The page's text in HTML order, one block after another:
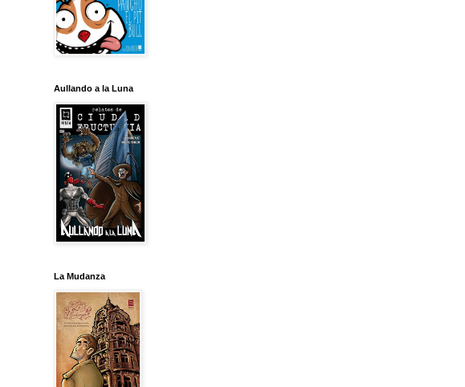
Aullando a la Luna
La Mudanza